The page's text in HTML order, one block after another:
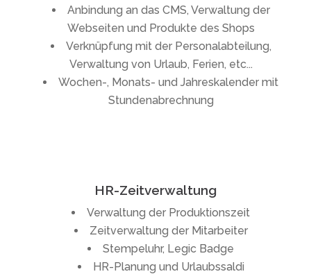
Anbindung an das CMS, Verwaltung der
Webseiten und Produkte des Shops
Verknüpfung mit der Personalabteilung,
Verwaltung von Urlaub, Ferien, etc...
Wochen-, Monats- und Jahreskalender mit
Stundenabrechnung
HR-Zeitverwaltung
Verwaltung der Produktionszeit
Zeitverwaltung der Mitarbeiter
Stempeluhr, Legic Badge
HR-Planung und Urlaubssaldi